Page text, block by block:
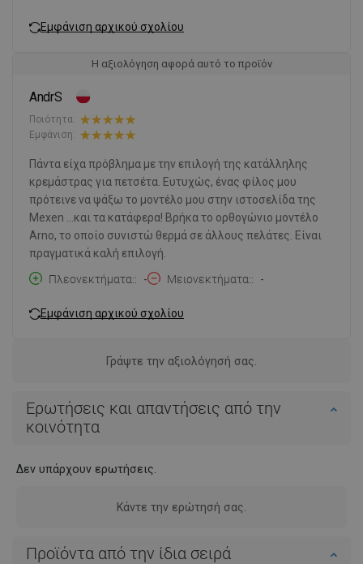
Εμφάνιση αρχικού σχολίου
Η αξιολόγηση αφορά αυτό το προϊόν
AndrS
Ποιότητα:
Εμφάνιση:
Πάντα είχα πρόβλημα με την επιλογή της κατάλληλης
κρεμάστρας για πετσέτα. Ευτυχώς, ένας φίλος μου
πρότεινε να ψάξω το μοντέλο μου στην ιστοσελίδα της
Mexen ...και τα κατάφερα! Βρήκα το ορθογώνιο μοντέλο
Arno, το οποίο συνιστώ θερμά σε άλλους πελάτες. Είναι
πραγματικά καλή επιλογή.
Πλεονεκτήματα:
- Μειονεκτήματα: -
Εμφάνιση αρχικού σχολίου
Γράψτε την αξιολόγησή σας.
Ερωτήσεις και απαντήσεις από την
κοινότητα
Δεν υπάρχουν ερωτήσεις.
Κάντε την ερώτησή σας.
Προϊόντα από την ίδια σειρά